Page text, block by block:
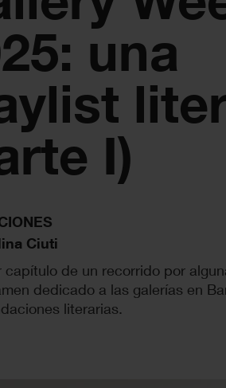
una
I)
Ciuti
capítulo de un recorrido por
dedicado a las galerías en
literarias.